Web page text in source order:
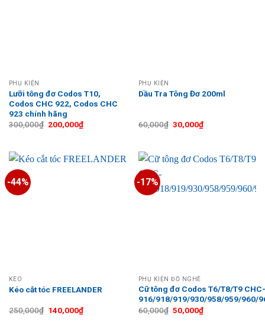
PHỤ KIỆN
Lưỡi tông đơ Codos T10,
Codos CHC 922, Codos CHC
923 chính hãng
300,000₫ Giá
200,000₫Giá
hiện
200,000₫.
PHỤ KIỆN
Dầu Tra Tông Đơ 200ml
60,000₫ Giá
gốc
30,000₫Giá
hiện
30,000₫.
-44%
KÉO
Kéo cắt tóc FREELANDER
250,000₫ Giá
140,000₫Giá
hiện
-17%
PHỤ KIỆN ĐỒ NGHỀ
Cữ tông đơ Codos T6/T8/T9 CHC-
916/918/919/930/958/959/960/
60,000₫ Giá
gốc
50,000₫Giá
hiện